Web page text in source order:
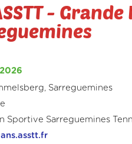
- Grande
Sarreguemines
Sportive Sarreguemines